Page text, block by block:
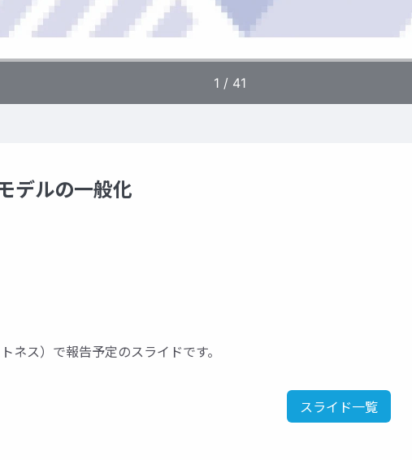
デルの一般化
ネス）で報告予定のスライドです。
スライド一覧